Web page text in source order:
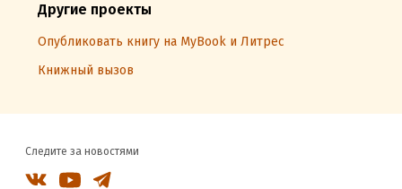
Другие проекты
Опубликовать книгу на MyBook и Литрес
Книжный вызов
Следите за новостями